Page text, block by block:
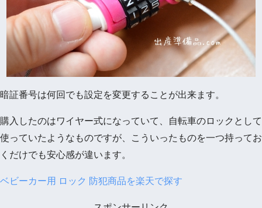
暗証番号は何回でも設定を変更することが出来ます。
購入したのはワイヤー式になっていて、自転車のロックとして
使っていたようなものですが、こういったものを一つ持ってお
くだけでも安心感が違います。
ベビーカー用 ロック 防犯商品を楽天で探す